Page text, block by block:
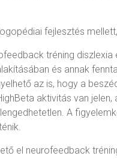
fejlesztés
tréning
és annak
az is, hogy a
aktivitás van
A
el neurofeedback